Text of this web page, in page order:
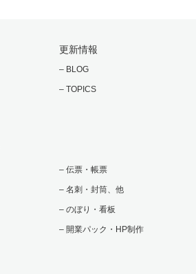
更新情報
– BLOG
– TOPICS
– 伝票・帳票
– 名刺・封筒、他
– のぼり・看板
– 開業パック・HP制作